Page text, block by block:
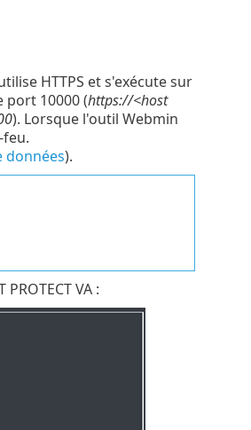
HTTPS et s'exécute sur
port 10000 (https://<host
). Lorsque l'outil Webmin
feu.
données).
VA :